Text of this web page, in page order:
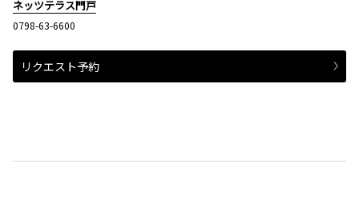
ネッツテラス門戸
0798-63-6600
リクエスト予約